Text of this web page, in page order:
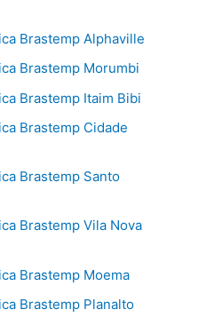
Brastemp Alphaville
Brastemp Morumbi
Brastemp Itaim Bibi
Brastemp Cidade
Brastemp Santo
Brastemp Vila Nova
Brastemp Moema
Brastemp Planalto